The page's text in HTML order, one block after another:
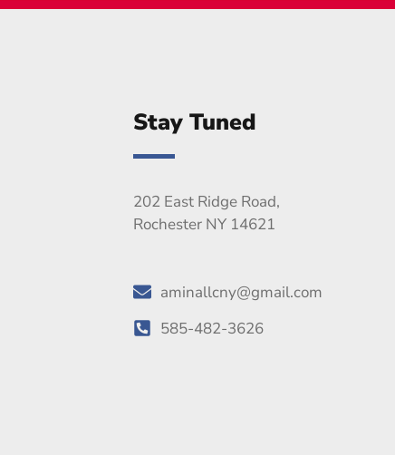
Stay Tuned
202 East Ridge Road,
Rochester NY 14621
aminallcny@gmail.com
585-482-3626